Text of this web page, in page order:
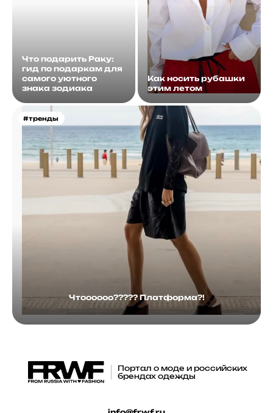
Что подарить Раку:
гид по подаркам для
самого уютного
знака зодиака
Как носить рубашки
этим летом
#тренды
Чтоооооо????? Платформа?!
Портал о моде и российских
брендах одежды